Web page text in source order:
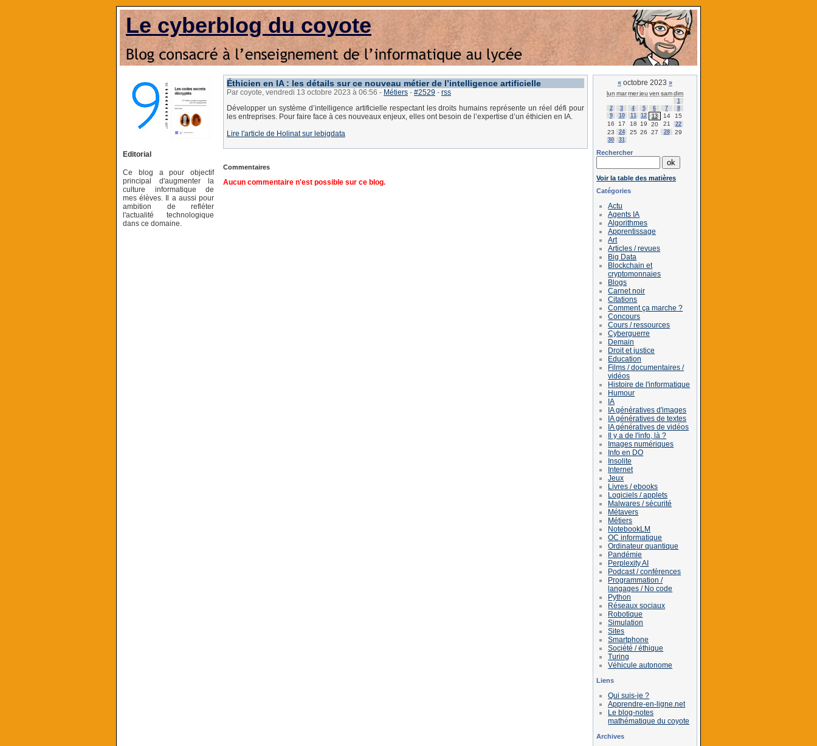
Le cyberblog du coyote
Editorial
Ce blog a pour objectif
principal d'augmenter la
culture informatique de
mes élèves. Il a aussi pour
ambition de refléter
l'actualité technologique
dans ce domaine.
Éthicien en IA : les détails sur ce nouveau métier de l’intelligence artificielle
Par coyote, vendredi 13 octobre 2023 à 06:56 - Métiers - #2529 - rss
Développer un système d’intelligence artificielle respectant les droits humains représente un réel défi pour
les entreprises. Pour faire face à ces nouveaux enjeux, elles ont besoin de l’expertise d’un éthicien en IA.
Lire l'article de Holinat sur lebigdata
Commentaires
Aucun commentaire n'est possible sur ce blog.
« octobre 2023 »
lun marmerjeu ven samdim
1
2
3 4 5 6 7
8
9
10 11 12 13 14
15
16
17 18 19 20 21 22
23 24 25 26 27 28 29
30 31
Rechercher
Voir la table des matières
Catégories
Actu
Agents IA
Algorithmes
Apprentissage
Art
Articles / revues
Big Data
Blockchain et
cryptomonnaies
Blogs
Carnet noir
Citations
Comment ça marche ?
Concours
Cours / ressources
Cyberguerre
Demain
Droit et justice
Education
Films / documentaires /
vidéos
Histoire de l'informatique
Humour
IA
IA génératives d'images
IA génératives de textes
IA génératives de vidéos
Il y a de l'info, là ?
Images numériques
Info en DO
Insolite
Internet
Jeux
Livres / ebooks
Logiciels / applets
Malwares / sécurité
Métavers
Métiers
NotebookLM
OC informatique
Ordinateur quantique
Pandémie
Perplexity AI
Podcast / conférences
Programmation /
langages / No code
Python
Réseaux sociaux
Robotique
Simulation
Sites
Smartphone
Société / éthique
Turing
Véhicule autonome
Liens
Qui suis-je ?
Apprendre-en-ligne.net
Le blog-notes
mathématique du coyote
Archives